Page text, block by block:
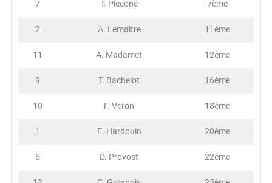
7 T. Piccone 7ème
2 A. Lemaitre 11ème
11 A. Madamet 12ème
9 T. Bachelot 16ème
10 F. Veron 18ème
1 E. Hardouin 20ème
5 D. Provost 22ème